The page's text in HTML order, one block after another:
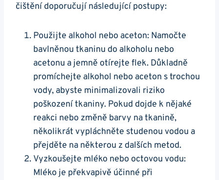
čištění doporučují následující postupy:
Použijte alkohol nebo aceton: Namočte
bavlněnou tkaninu do alkoholu nebo
acetonu a jemně otírejte flek. Důkladně
promíchejte alkohol nebo aceton s trochou
vody, abyste minimalizovali riziko
poškození tkaniny. Pokud dojde k nějaké
reakci nebo změně barvy na tkanině,
několikrát vypláchněte studenou vodou a
přejděte na některou z dalších metod.
Vyzkoušejte mléko nebo octovou vodu:
Mléko je překvapivě účinné při